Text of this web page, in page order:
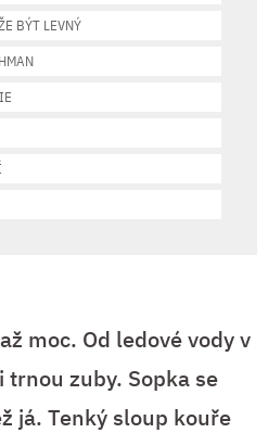
moc. Od ledové vody v
zuby. Sopka se
já. Tenký sloup kouře
BÝT LEVNÝ